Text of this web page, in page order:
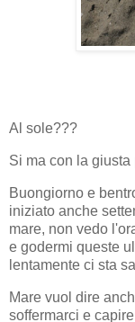
Al sole???
Si ma con la giusta
Buongiorno e
iniziato anche
mare, non vedo
e godermi queste
lentamente ci sta
Mare vuol dire
soffermarci e